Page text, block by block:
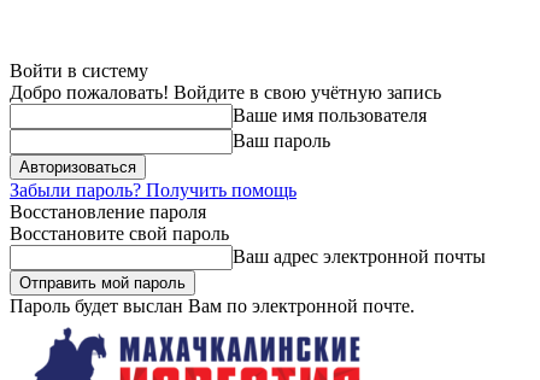
Войти в систему
Добро пожаловать! Войдите в свою учётную запись
Ваше имя пользователя
Ваш пароль
Забыли пароль? Получить помощь
Восстановление пароля
Восстановите свой пароль
Ваш адрес электронной почты
Пароль будет выслан Вам по электронной почте.